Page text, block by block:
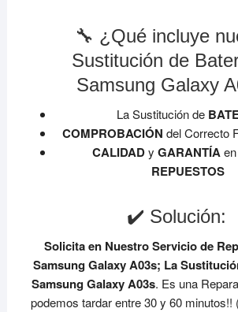
🔧 ¿Qué incluye
Sustitución de
Samsung Galaxy
La Sustitución de
COMPROBACIÓNdel Correcto
CALIDADy GARANTÍAen
REPUESTOS
✔️ Solución:
Solicita en Nuestro Servicio de
Samsung Galaxy A03s; La
Samsung Galaxy A03s. Es una
podemos tardar entre 30 y 60 minutos!!